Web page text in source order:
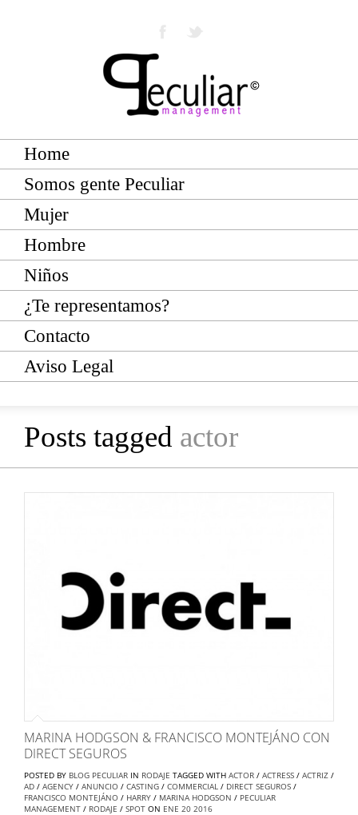
Home
Somos gente Peculiar
Mujer
Hombre
Niños
¿Te representamos?
Contacto
Aviso Legal
Posts tagged actor
MARINA HODGSON & FRANCISCO MONTEJÁNO CON
DIRECT SEGUROS
POSTED BY BLOG PECULIAR IN RODAJE TAGGED WITH ACTOR / ACTRESS / ACTRIZ /
AD / AGENCY / ANUNCIO / CASTING / COMMERCIAL / DIRECT SEGUROS /
FRANCISCO MONTEJÁNO / HARRY / MARINA HODGSON / PECULIAR
MANAGEMENT / RODAJE / SPOT ON ENE 20 2016